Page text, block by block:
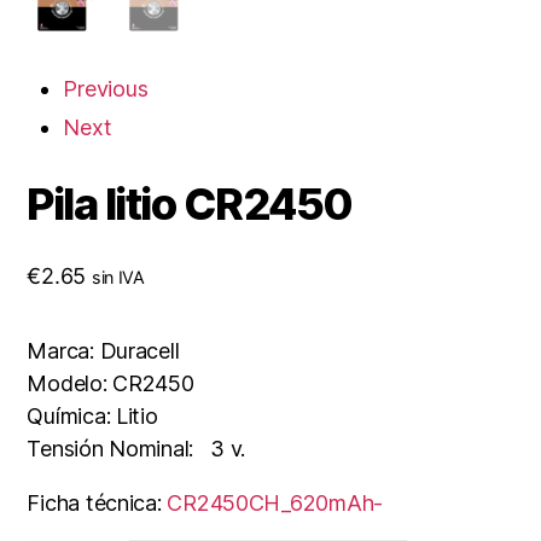
Previous
Next
Pila litio CR2450
€2.65 sin IVA
Marca: Duracell
Modelo: CR2450
Química: Litio
Tensión Nominal: 3 v.
Ficha técnica: CR2450CH_620mAh-